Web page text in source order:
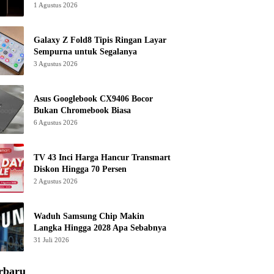
1 Agustus 2026
Galaxy Z Fold8 Tipis Ringan Layar
Sempurna untuk Segalanya
3 Agustus 2026
Asus Googlebook CX9406 Bocor
Bukan Chromebook Biasa
6 Agustus 2026
TV 43 Inci Harga Hancur Transmart
Diskon Hingga 70 Persen
2 Agustus 2026
Waduh Samsung Chip Makin
Langka Hingga 2028 Apa Sebabnya
31 Juli 2026